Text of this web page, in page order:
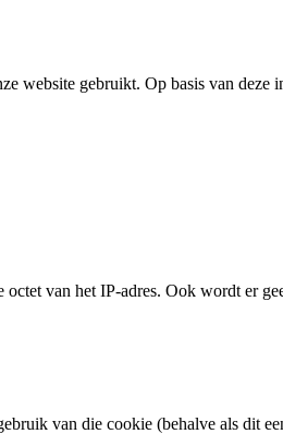
website gebruikt. Op basis van
van het IP-adres. Ook wordt er
van die cookie (behalve als dit